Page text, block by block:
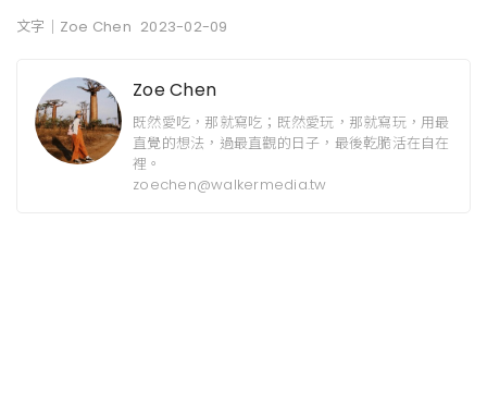
文字｜Zoe Chen 2023-02-09
Zoe Chen
既然愛吃，那就寫吃；既然愛玩，那就寫玩，用最
直覺的想法，過最直觀的日子，最後乾脆活在自在
裡。
zoechen@walkermedia.tw